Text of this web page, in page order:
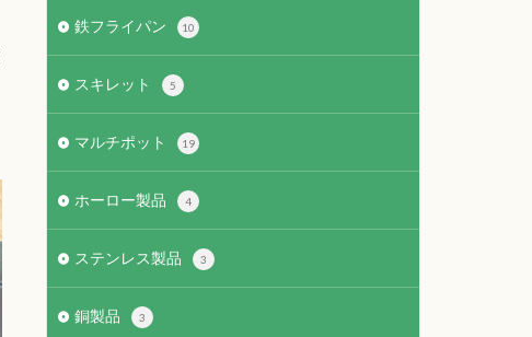
鉄フライパン 10
スキレット 5
マルチポット 19
ホーロー製品 4
ステンレス製品 3
銅製品 3